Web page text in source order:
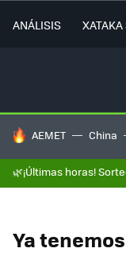
ANÁLISIS XATAKA
HOY SE HABLA DE
AEMET China
🌿¡Últimas horas!
Ya